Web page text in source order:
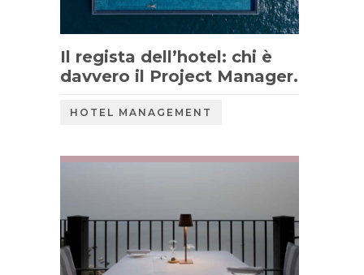
Il regista dell’hotel: chi è
davvero il Project Manager.
HOTEL MANAGEMENT